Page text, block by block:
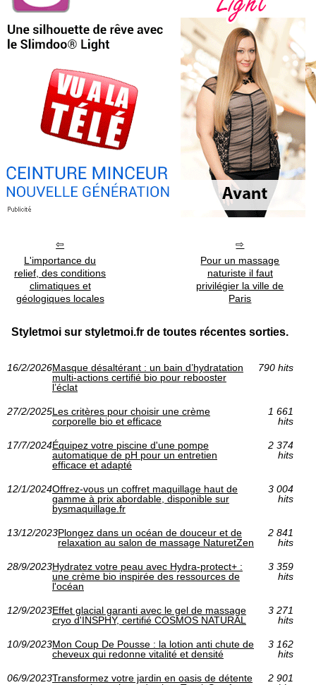
L'importance du
relief, des conditions
climatiques et
géologiques locales
Pour un massage
naturiste il faut
privilégier la ville de
Paris
Styletmoi sur styletmoi.fr de toutes récentes sorties.
16/2/2026Masque désaltérant : un bain d’hydratation
multi-actions certifié bio pour rebooster
l’éclat
790 hits
27/2/2025Les critères pour choisir une crème
corporelle bio et efficace
1 661
hits
17/7/2024Équipez votre piscine d'une pompe
automatique de pH pour un entretien
efficace et adapté
2 374
hits
12/1/2024Offrez-vous un coffret maquillage haut de
gamme à prix abordable, disponible sur
bysmaquillage.fr
3 004
hits
13/12/2023Plongez dans un océan de douceur et de
relaxation au salon de massage NaturetZen
2 841
hits
28/9/2023Hydratez votre peau avec Hydra-protect+ :
une crème bio inspirée des ressources de
l'océan
3 359
hits
12/9/2023Effet glacial garanti avec le gel de massage
cryo d'INSPHY, certifié COSMOS NATURAL
3 271
hits
10/9/2023Mon Coup De Pousse : la lotion anti chute de
cheveux qui redonne vitalité et densité
3 162
hits
06/9/2023Transformez votre jardin en oasis de détente
2 901